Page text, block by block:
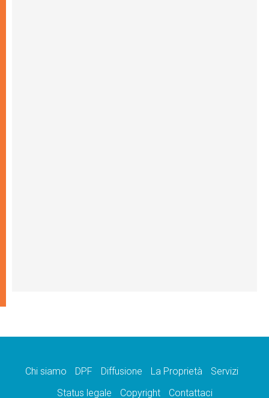
Chi siamo DPF Diffusione La Proprietà
Servizi
Status legale
Copyright Contattaci